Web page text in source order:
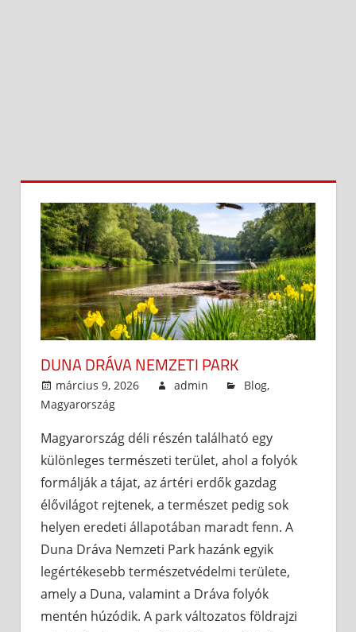
DUNA DRÁVA NEMZETI PARK
március 9, 2026 admin Blog,
Magyarország
Magyarország déli részén található egy
különleges természeti terület, ahol a folyók
formálják a tájat, az ártéri erdők gazdag
élővilágot rejtenek, a természet pedig sok
helyen eredeti állapotában maradt fenn. A
Duna Dráva Nemzeti Park hazánk egyik
legértékesebb természetvédelmi területe,
amely a Duna, valamint a Dráva folyók
mentén húzódik. A park változatos földrajzi